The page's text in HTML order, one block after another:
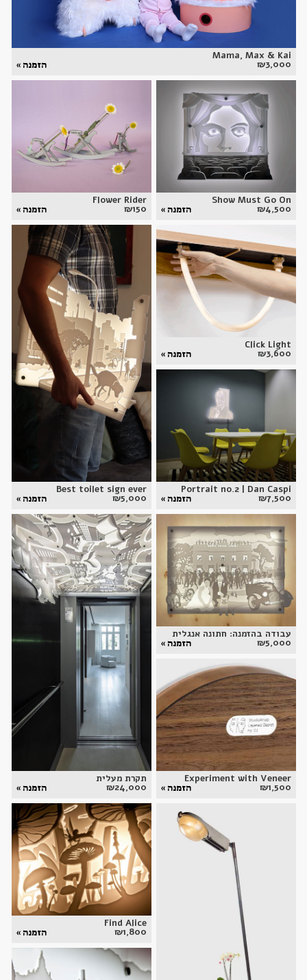
Mama, Max & Kai
₪3,000 הזמנה »
Show Must Go On
₪4,500 הזמנה »
Flower Rider
₪150 הזמנה »
Click Light
₪3,600 הזמנה »
Best toilet sign ever
₪5,000 הזמנה »
Portrait no.2 | Dan Caspi
₪7,500 הזמנה »
עבודה בהזמנה: חתונה אנגלית
₪5,000 הזמנה »
תקרת מעלית
₪24,000 הזמנה »
Experiment with Veneer
₪1,500 הזמנה »
Find Alice
₪1,800 הזמנה »